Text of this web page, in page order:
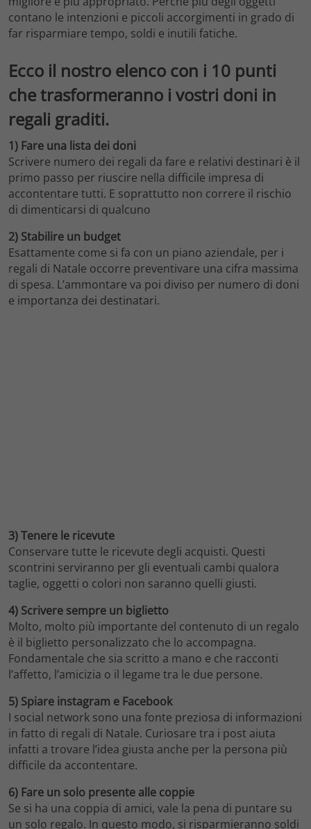
contano le intenzioni e piccoli accorgimenti in grado di
far risparmiare tempo, soldi e inutili fatiche.
Ecco il nostro elenco con i 10 punti
che trasformeranno i vostri doni in
regali graditi.
1) Fare una lista dei doni
Scrivere numero dei regali da fare e relativi destinari è il
primo passo per riuscire nella difficile impresa di
accontentare tutti. E soprattutto non correre il rischio
di dimenticarsi di qualcuno
2) Stabilire un budget
Esattamente come si fa con un piano aziendale, per i
regali di Natale occorre preventivare una cifra massima
di spesa. L’ammontare va poi diviso per numero di doni
e importanza dei destinatari.
3) Tenere le ricevute
Conservare tutte le ricevute degli acquisti. Questi
scontrini serviranno per gli eventuali cambi qualora
taglie, oggetti o colori non saranno quelli giusti.
4) Scrivere sempre un biglietto
Molto, molto più importante del contenuto di un regalo
è il biglietto personalizzato che lo accompagna.
Fondamentale che sia scritto a mano e che racconti
l’affetto, l’amicizia o il legame tra le due persone.
5) Spiare instagram e Facebook
I social network sono una fonte preziosa di informazioni
in fatto di regali di Natale. Curiosare tra i post aiuta
infatti a trovare l’idea giusta anche per la persona più
difficile da accontentare.
6) Fare un solo presente alle coppie
Se si ha una coppia di amici, vale la pena di puntare su
un solo regalo. In questo modo, si risparmieranno soldi